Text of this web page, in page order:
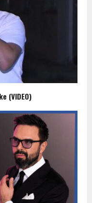
(VIDEO)